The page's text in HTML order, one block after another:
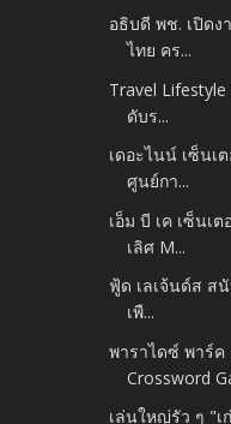
อธิบดี พช. เปิด
ไทย คร...
Travel
ดับร...
เดอะไนน์ เซ็นเ
ศูนย์กา...
เอ็ม บี เค เซ็นเ
เลิศ M...
ฟู้ด เลเจ้นด์ส ส
เพื...
พาราไดซ์ พาร์
Crossword
เล่นใหญ่รัว​ ๆ​ "เ